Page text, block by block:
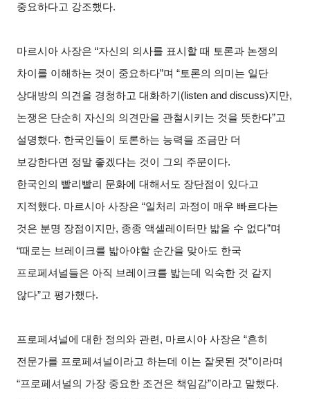
중요하다고 강조했다.
마르시아 사장은 “자신의 의사를 표시할 때 토론과 논쟁의
차이를 이해하는 것이 중요하다”며 “토론의 의미는 일단
상대방의 의견을 경청하고 대화하기(listen and discuss)지만,
논쟁은 단순히 자신의 의견만을 관철시키는 것을 뜻한다”고
설명했다. 한국인들이 토론하는 능력을 조금만 더
보강한다면 정말 좋겠다는 것이 그의 주문이다.
한국인의 빨리빨리 문화에 대해서도 장단점이 있다고
지적했다. 마르시아 사장은 “일처리 과정이 매우 빠르다는
것은 분명 장점이지만, 종종 액셀레이터만 밟을 수 없다”며
“때로는 브레이크를 밟아야할 순간을 맞아도 한국
프로페셔널들은 아직 브레이크를 밟는데 익숙한 것 같지
않다”고 평가했다.
프로페셔널에 대한 정의와 관련, 마르시아 사장은 “흔히
전문가를 프로페셔널이라고 하는데 이는 잘못된 것”이라며
“프로페셔널의 가장 중요한 조건은 책임감”이라고 말했다.